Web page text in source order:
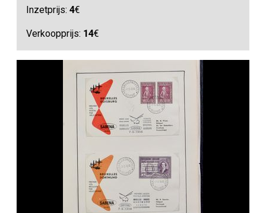
Inzetprijs:4€
Verkoopprijs: 14€